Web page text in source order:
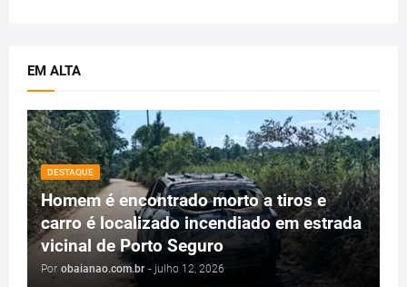
EM ALTA
DESTAQUE
Homem é encontrado morto a tiros e
carro é localizado incendiado em estrada
vicinal de Porto Seguro
Por obaianao.com.br - julho 12, 2026